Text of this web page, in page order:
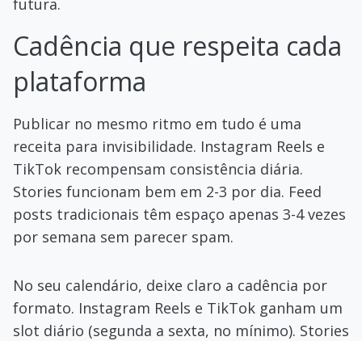
futura.
Cadência que respeita cada
plataforma
Publicar no mesmo ritmo em tudo é uma
receita para invisibilidade. Instagram Reels e
TikTok recompensam consistência diária.
Stories funcionam bem em 2-3 por dia. Feed
posts tradicionais têm espaço apenas 3-4 vezes
por semana sem parecer spam.
No seu calendário, deixe claro a cadência por
formato. Instagram Reels e TikTok ganham um
slot diário (segunda a sexta, no mínimo). Stories